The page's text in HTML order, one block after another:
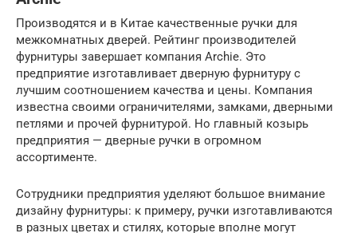
Производятся и в Китае качественные ручки для
межкомнатных дверей. Рейтинг производителей
фурнитуры завершает компания Archie. Это
предприятие изготавливает дверную фурнитуру с
лучшим соотношением качества и цены. Компания
известна своими ограничителями, замками, дверными
петлями и прочей фурнитурой. Но главный козырь
предприятия — дверные ручки в огромном
ассортименте.
Сотрудники предприятия уделяют большое внимание
дизайну фурнитуры: к примеру, ручки изготавливаются
в разных цветах и стилях, которые вполне могут